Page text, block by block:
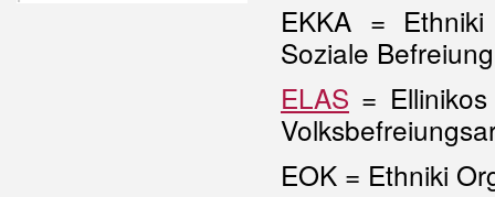
EKKA =
Soziale
ELAS =
EOK = Ethniki